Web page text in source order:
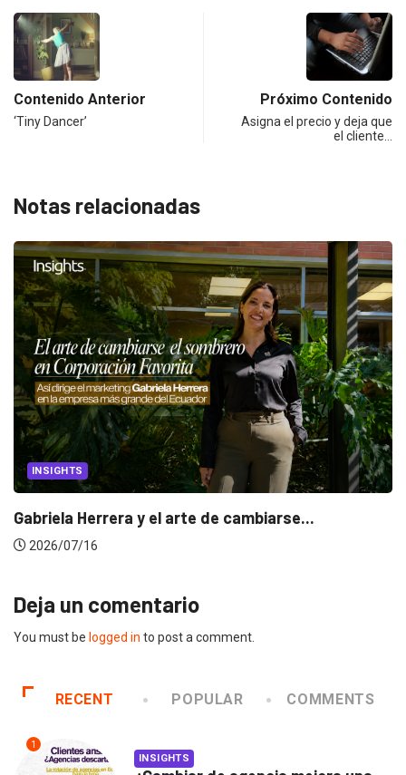
Contenido Anterior
‘Tiny Dancer’
Próximo Contenido
Asigna el precio y deja que
el cliente…
Notas relacionadas
CANNES LIONS 2026
Dos ecuatorianos en el jurado de Cannes...
2026/06/23
Deja un comentario
You must be logged in to post a comment.
RECENT POPULAR COMMENTS
1
INSIGHTS